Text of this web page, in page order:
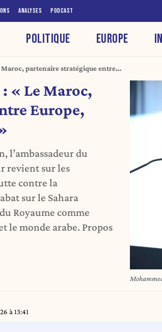
ANALYSES PODCAST
POLITIQUE EUROPE
partenaire stratégique entre
« Le Maroc,
Europe,
l’ambassadeur du
revient sur les
contre la
sur le Sahara
Royaume comme
le monde arabe. Propos
à 13:41